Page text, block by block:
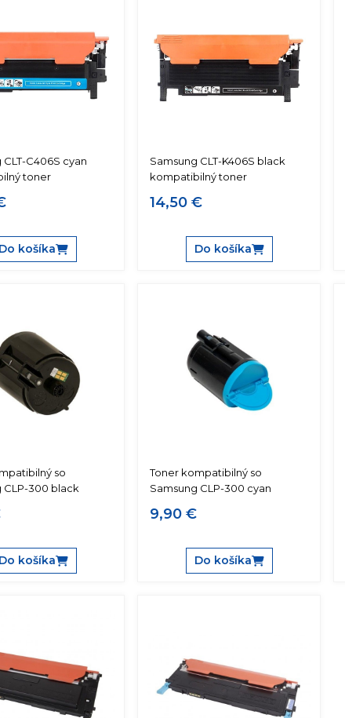
CLT-C406S cyan
toner
Do košíka
Samsung CLT-K406S black
kompatibilný toner
14,50 €
Do košíka
so
CLP-300 black
Do košíka
Toner kompatibilný so
Samsung CLP-300 cyan
9,90 €
Do košíka